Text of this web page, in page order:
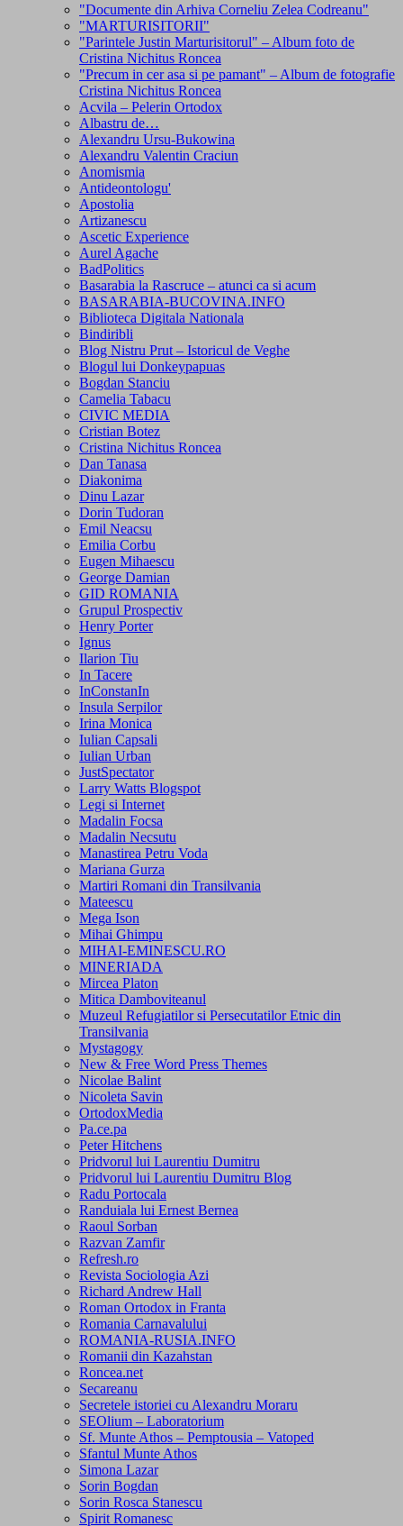
"Documente din Arhiva Corneliu Zelea Codreanu"
"MARTURISITORII"
"Parintele Justin Marturisitorul" – Album foto de
Cristina Nichitus Roncea
"Precum in cer asa si pe pamant" – Album de fotografie
Cristina Nichitus Roncea
Acvila – Pelerin Ortodox
Albastru de…
Alexandru Ursu-Bukowina
Alexandru Valentin Craciun
Anomismia
Antideontologu'
Apostolia
Artizanescu
Ascetic Experience
Aurel Agache
BadPolitics
Basarabia la Rascruce – atunci ca si acum
BASARABIA-BUCOVINA.INFO
Biblioteca Digitala Nationala
Bindiribli
Blog Nistru Prut – Istoricul de Veghe
Blogul lui Donkeypapuas
Bogdan Stanciu
Camelia Tabacu
CIVIC MEDIA
Cristian Botez
Cristina Nichitus Roncea
Dan Tanasa
Diakonima
Dinu Lazar
Dorin Tudoran
Emil Neacsu
Emilia Corbu
Eugen Mihaescu
George Damian
GID ROMANIA
Grupul Prospectiv
Henry Porter
Ignus
Ilarion Tiu
In Tacere
InConstanIn
Insula Serpilor
Irina Monica
Iulian Capsali
Iulian Urban
JustSpectator
Larry Watts Blogspot
Legi si Internet
Madalin Focsa
Madalin Necsutu
Manastirea Petru Voda
Mariana Gurza
Martiri Romani din Transilvania
Mateescu
Mega Ison
Mihai Ghimpu
MIHAI-EMINESCU.RO
MINERIADA
Mircea Platon
Mitica Damboviteanul
Muzeul Refugiatilor si Persecutatilor Etnic din
Transilvania
Mystagogy
New & Free Word Press Themes
Nicolae Balint
Nicoleta Savin
OrtodoxMedia
Pa.ce.pa
Peter Hitchens
Pridvorul lui Laurentiu Dumitru
Pridvorul lui Laurentiu Dumitru Blog
Radu Portocala
Randuiala lui Ernest Bernea
Raoul Sorban
Razvan Zamfir
Refresh.ro
Revista Sociologia Azi
Richard Andrew Hall
Roman Ortodox in Franta
Romania Carnavalului
ROMANIA-RUSIA.INFO
Romanii din Kazahstan
Roncea.net
Secareanu
Secretele istoriei cu Alexandru Moraru
SEOlium – Laboratorium
Sf. Munte Athos – Pemptousia – Vatoped
Sfantul Munte Athos
Simona Lazar
Sorin Bogdan
Sorin Rosca Stanescu
Spirit Romanesc